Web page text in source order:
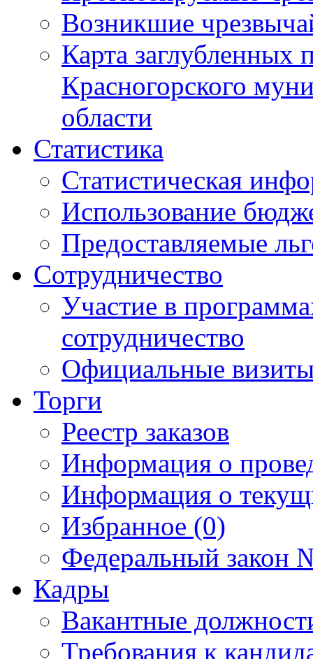
Возникшие
Карта
Красногорского
области
Статистика
Статистическая
Использование
Предоставляемые
Сотрудничество
Участие в
сотрудничество
Официальные
Торги
Реестр заказов
Информация о
Информация о
Избранное (0)
Федеральный закон
Кадры
Вакантные
Требования к